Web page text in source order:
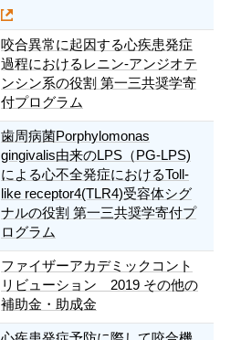
咬合異常に起因する心疾患発症
過程におけるレニン-アンジオテ
ンシン系の役割 第一三共奨学寄
付プログラム
歯周病菌Porphylomonas
gingivalis由来のLPS（PG-LPS)
による心不全発症におけるToll-
like receptor4(TLR4)受容体シグ
ナルの役割 第一三共奨学寄付プ
ログラム
ファイザーアカデミックコント
リビューション 2019 その他の
補助金・助成金